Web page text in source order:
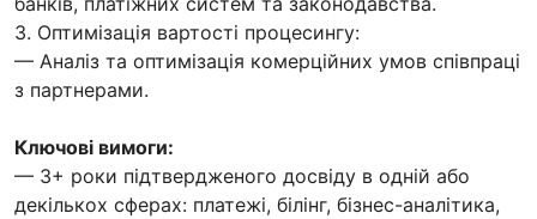
3. Оптимізація вартості процесингу:
— Аналіз та оптимізація комерційних умов співпраці
з партнерами.
Ключові вимоги:
— 3+ роки підтвердженого досвіду в одній або
декількох сферах: платежі, білінг, бізнес-аналітика,